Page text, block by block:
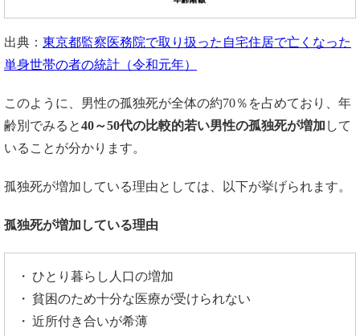
出典： 東京都監察医務院で取り扱った自宅住居で亡くなった
単身世帯の者の統計（令和元年）
このように、男性の孤独死が全体の約70％を占めており、年
齢別でみると40～50代の比較的若い男性の孤独死が増加 して
いることが分かります。
孤独死が増加している理由としては、以下が挙げられます。
孤独死が増加している理由
ひとり暮らし人口の増加
貧困のため十分な医療が受けられない
近所付き合いが希薄